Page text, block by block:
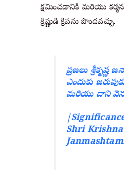
క్షమించడానికి మరియు
క్రిష్ణుడి క్రిపను పొందవచ్చు.
ప్రజలు శ్రీకృష్ణ
ఎందుకు
మరియు దాని
Shri Krishna